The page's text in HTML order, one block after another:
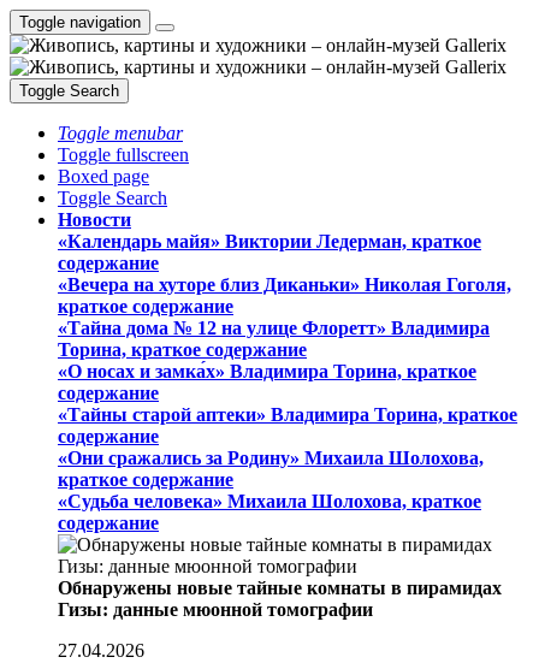
Toggle navigation
Toggle Search
Toggle menubar
Toggle fullscreen
Boxed page
Toggle Search
Новости
«Календарь майя» Виктории Ледерман, краткое
содержание
«Вечера на хуторе близ Диканьки» Николая Гоголя,
краткое содержание
«Тайна дома № 12 на улице Флоретт» Владимира
Торина, краткое содержание
«О носах и замка́х» Владимира Торина, краткое
содержание
«Тайны старой аптеки» Владимира Торина, краткое
содержание
«Они сражались за Родину» Михаила Шолохова,
краткое содержание
«Судьба человека» Михаила Шолохова, краткое
содержание
Обнаружены новые тайные комнаты в пирамидах
Гизы: данные мюонной томографии
27.04.2026